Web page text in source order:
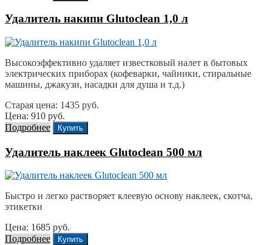
Удалитель накипи Glutoclean 1,0 л
Высокоэффективно удаляет известковый налет в бытовых
электрических приборах (кофеварки, чайники, стиральные
машины, джакузи, насадки для душа и т.д.)
Старая цена: 1435 руб.
Цена: 910 руб.
Подробнее
Купить
Удалитель наклеек Glutoclean 500 мл
Быстро и легко растворяет клеевую основу наклеек, скотча,
этикетки
Цена: 1685 руб.
Подробнее
Купить